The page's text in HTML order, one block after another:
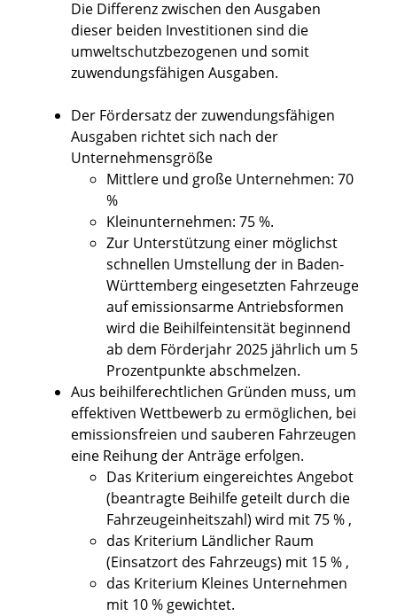
Die Differenz zwischen den Ausgaben
dieser beiden Investitionen sind die
umweltschutzbezogenen und somit
zuwendungsfähigen Ausgaben.
Der Fördersatz der zuwendungsfähigen
Ausgaben richtet sich nach der
Unternehmensgröße
Mittlere und große Unternehmen: 70
%
Kleinunternehmen: 75 %.
Zur Unterstützung einer möglichst
schnellen Umstellung der in Baden-
Württemberg eingesetzten Fahrzeuge
auf emissionsarme Antriebsformen
wird die Beihilfeintensität beginnend
ab dem Förderjahr 2025 jährlich um 5
Prozentpunkte abschmelzen.
Aus beihilferechtlichen Gründen muss, um
effektiven Wettbewerb zu ermöglichen, bei
emissionsfreien und sauberen Fahrzeugen
eine Reihung der Anträge erfolgen.
Das Kriterium eingereichtes Angebot
(beantragte Beihilfe geteilt durch die
Fahrzeugeinheitszahl) wird mit 75 % ,
das Kriterium Ländlicher Raum
(Einsatzort des Fahrzeugs) mit 15 % ,
das Kriterium Kleines Unternehmen
mit 10 % gewichtet.